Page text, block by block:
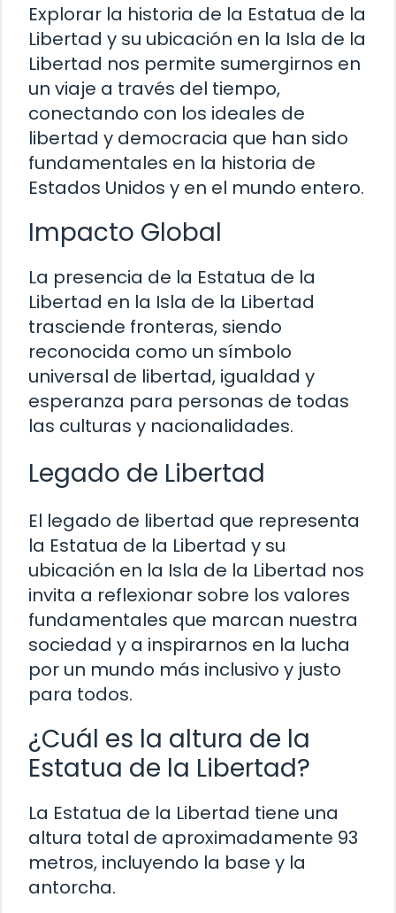
Explorar la historia de la Estatua de la
Libertad y su ubicación en la Isla de la
Libertad nos permite sumergirnos en
un viaje a través del tiempo,
conectando con los ideales de
libertad y democracia que han sido
fundamentales en la historia de
Estados Unidos y en el mundo entero.
Impacto Global
La presencia de la Estatua de la
Libertad en la Isla de la Libertad
trasciende fronteras, siendo
reconocida como un símbolo
universal de libertad, igualdad y
esperanza para personas de todas
las culturas y nacionalidades.
Legado de Libertad
El legado de libertad que representa
la Estatua de la Libertad y su
ubicación en la Isla de la Libertad nos
invita a reflexionar sobre los valores
fundamentales que marcan nuestra
sociedad y a inspirarnos en la lucha
por un mundo más inclusivo y justo
para todos.
¿Cuál es la altura de la
Estatua de la Libertad?
La Estatua de la Libertad tiene una
altura total de aproximadamente 93
metros, incluyendo la base y la
antorcha.